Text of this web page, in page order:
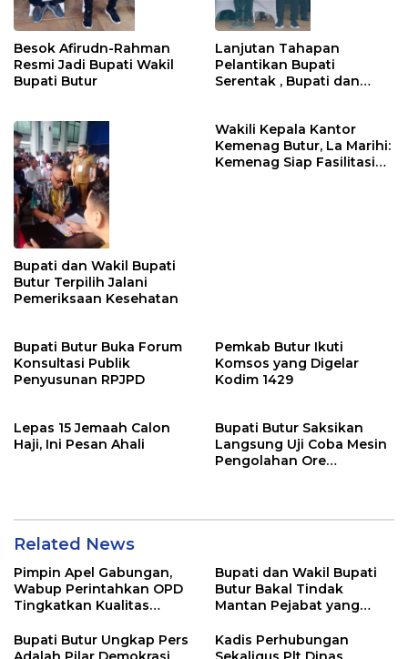
Besok Afirudn-Rahman
Resmi Jadi Bupati Wakil
Bupati Butur
Lanjutan Tahapan
Pelantikan Bupati
Serentak , Bupati dan
Bupati dan Wakil Bupati
Butur Terpilih Jalani
Pemeriksaan Kesehatan
Wakili Kepala Kantor
Kemenag Butur, La Marihi:
Kemenag Siap Fasilitasi
Bupati Butur Buka Forum
Konsultasi Publik
Penyusunan RPJPD
Pemkab Butur Ikuti
Komsos yang Digelar
Kodim 1429
Lepas 15 Jemaah Calon
Haji, Ini Pesan Ahali
Bupati Butur Saksikan
Langsung Uji Coba Mesin
Pengolahan Ore
Related News
Pimpin Apel Gabungan,
Wabup Perintahkan OPD
Tingkatkan Kualitas
Bupati dan Wakil Bupati
Butur Bakal Tindak
Mantan Pejabat yang
Bupati Butur Ungkap Pers
Kadis Perhubungan